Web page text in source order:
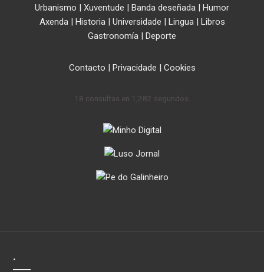
Urbanismo | Xuventude | Banda deseñada | Humor
Axenda| Historia| Universidade | Lingua| Libros
Gastronomía | Deporte
Contacto | Privacidade | Cookies
18 consultas en 1,282 segundos.
.